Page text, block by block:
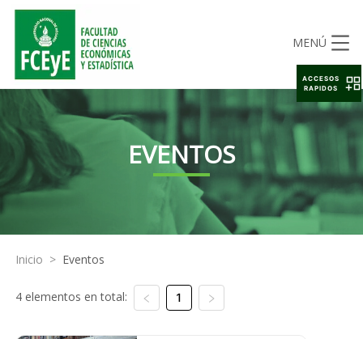
MENÚ
EVENTOS
Inicio > Eventos
4 elementos en total: 1
ACCESOS
RAPIDOS